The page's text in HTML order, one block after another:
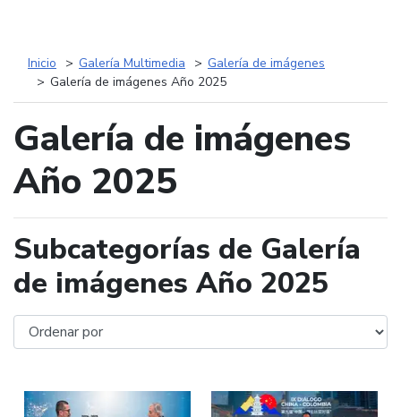
Inicio Galería Multimedia
Galería de imágenes
Galería de imágenes Año 2025
Galería de imágenes
Año 2025
Subcategorías de Galería
de imágenes Año 2025